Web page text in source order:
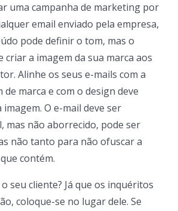
uma campanha de marketing por
email enviado pela empresa,
pode definir o tom, mas o
criar a imagem da sua marca aos
Alinhe os seus e-mails com a
de marca e com o design deve
O e-mail deve ser
mas não aborrecido, pode ser
não tanto para não ofuscar a
contém.
seu cliente? Já que os inquéritos
coloque-se no lugar dele. Se